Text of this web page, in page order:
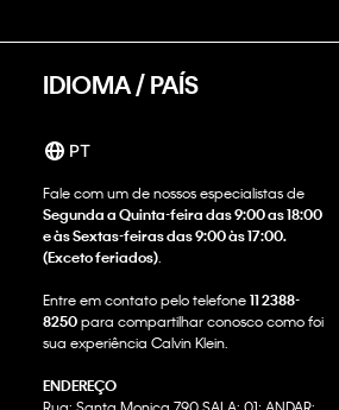
IDIOMA / PAÍS
PT
Fale com um de nossos especialistas de
Segunda a Quinta-feira das 9:00 as 18:00
e às Sextas-feiras das 9:00 às 17:00.
(Exceto feriados)
Entre em contato pelo telefone11 2388-
8250para compartilhar conosco como foi
sua experiência Calvin Klein.
ENDEREÇO